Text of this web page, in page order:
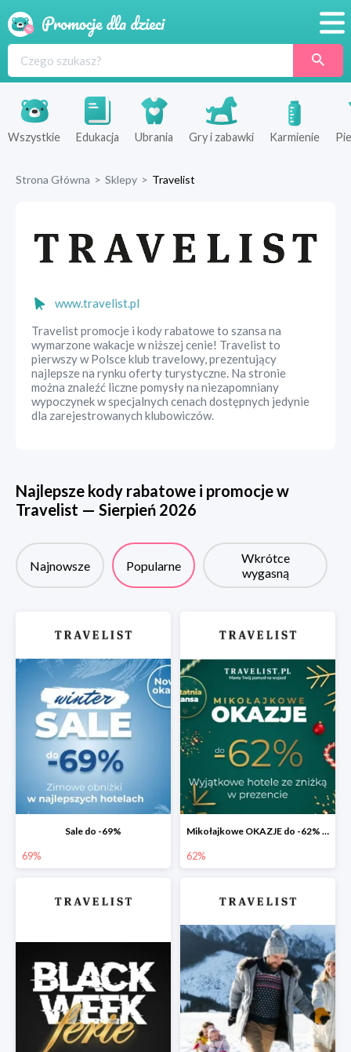
Produkty
Sklepy
Wszystkie Edukacja Ubrania Gry i zabawki Karmienie
Strona Główna > Sklepy > Travelist
www.travelist.pl
Travelist promocje i kody rabatowe to szansa na
wymarzone wakacje w niższej cenie! Travelist to
pierwszy w Polsce klub travelowy, prezentujący
najlepsze na rynku oferty turystyczne. Na stronie
można znaleźć liczne pomysły na niezapomniany
wypoczynek w specjalnych cenach dostępnych jedynie
dla zarejestrowanych klubowiczów.
Najlepsze kody rabatowe i promocje w
Travelist — Sierpień 2026
Najnowsze Popularne
Wkrótce
wygasną
Sale do -69%
69%
Mikołajkowe OKAZJE do -62% na bis 🎅 Prezent dla spóźnialskich
62%